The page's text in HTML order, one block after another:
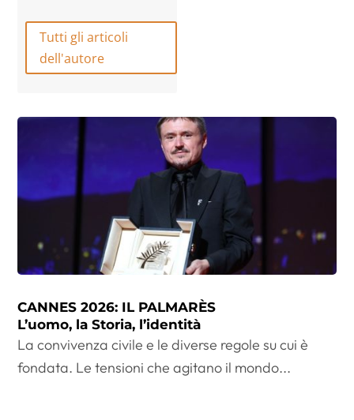
Tutti gli articoli
dell'autore
CANNES 2026: IL PALMARÈS
L’uomo, la Storia, l’identità
La convivenza civile e le diverse regole su cui è
fondata. Le tensioni che agitano il mondo...